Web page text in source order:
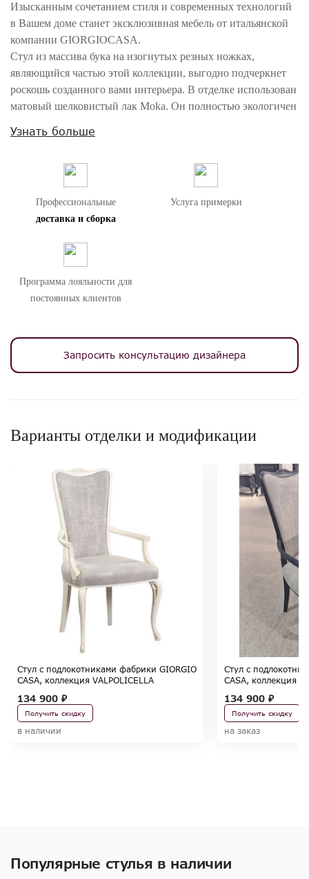
Изысканным сочетанием стиля и современных технологий
в Вашем доме станет эксклюзивная мебель от итальянской
компании GIORGIOCASA.
Стул из массива бука на изогнутых резных ножках,
являющийся частью этой коллекции, выгодно подчеркнет
роскошь созданного вами интерьера. В отделке использован
матовый шелковистый лак Moka. Он полностью экологичен
особенностей цветопередачи различных мониторов.
Узнать больше
Профессиональные
доставка и сборка
Услуга примерки
Программа лояльности для
постоянных клиентов
Запросить консультацию дизайнера
Варианты отделки и модификации
Стул с подлокотниками фабрики GIORGIO
CASA, коллекция VALPOLICELLA
134 900 ₽
Получить скидку
в наличии
Стул с
CASA, коллекция
134 900 ₽
Получить скидку
на заказ
Популярные стулья в наличии